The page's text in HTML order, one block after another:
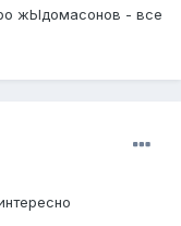
жЫдомасонов - все